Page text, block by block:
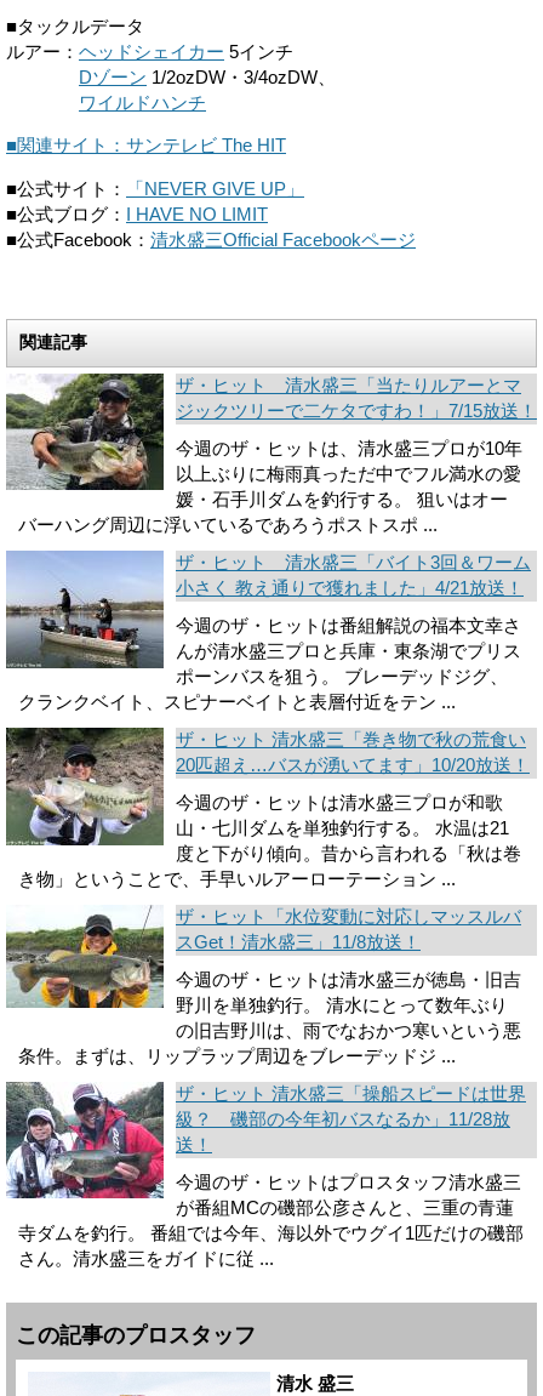
■タックルデータ
ルアー： ヘッドシェイカー 5インチ
Dゾーン 1/2ozDW・3/4ozDW、
ワイルドハンチ
■関連サイト：サンテレビ The HIT
■公式サイト：
「NEVER GIVE UP」
■公式ブログ：
I HAVE NO LIMIT
■公式Facebook： 清水盛三Official Facebookページ
関連記事
ザ・ヒット 清水盛三「当たりルアーとマ
ジックツリーで二ケタですわ！」7/15放送！
今週のザ・ヒットは、清水盛三プロが10年
以上ぶりに梅雨真っただ中でフル満水の愛
媛・石手川ダムを釣行する。 狙いはオー
バーハング周辺に浮いているであろうポストスポ ...
ザ・ヒット 清水盛三「バイト3回＆ワーム
小さく 教え通りで獲れました」4/21放送！
今週のザ・ヒットは番組解説の福本文幸さ
んが清水盛三プロと兵庫・東条湖でプリス
ポーンバスを狙う。 ブレーデッドジグ、
クランクベイト、スピナーベイトと表層付近をテン ...
ザ・ヒット 清水盛三「巻き物で秋の荒食い
20匹超え…バスが湧いてます」10/20放送！
今週のザ・ヒットは清水盛三プロが和歌
山・七川ダムを単独釣行する。 水温は21
度と下がり傾向。昔から言われる「秋は巻
き物」ということで、手早いルアーローテーション ...
ザ・ヒット「水位変動に対応しマッスルバ
スGet！清水盛三」11/8放送！
今週のザ・ヒットは清水盛三が徳島・旧吉
野川を単独釣行。 清水にとって数年ぶり
の旧吉野川は、雨でなおかつ寒いという悪
条件。まずは、リップラップ周辺をブレーデッドジ ...
ザ・ヒット 清水盛三「操船スピードは世界
級？ 磯部の今年初バスなるか」11/28放
送！
今週のザ・ヒットはプロスタッフ清水盛三
が番組MCの磯部公彦さんと、三重の青蓮
寺ダムを釣行。 番組では今年、海以外でウグイ1匹だけの磯部
さん。清水盛三をガイドに従 ...
この記事のプロスタッフ
清水 盛三